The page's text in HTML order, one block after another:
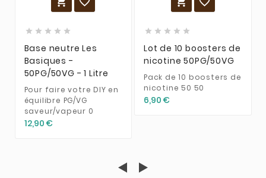
    
Base neutre Les
Basiques -
50PG/50VG - 1 Litre
Pour faire votre DIY en
équilibre PG/VG
saveur/vapeur 0
12,90 €
    
Lot de 10 boosters de
nicotine 50PG/50VG
Pack de 10 boosters de
nicotine 50 50
6,90 €